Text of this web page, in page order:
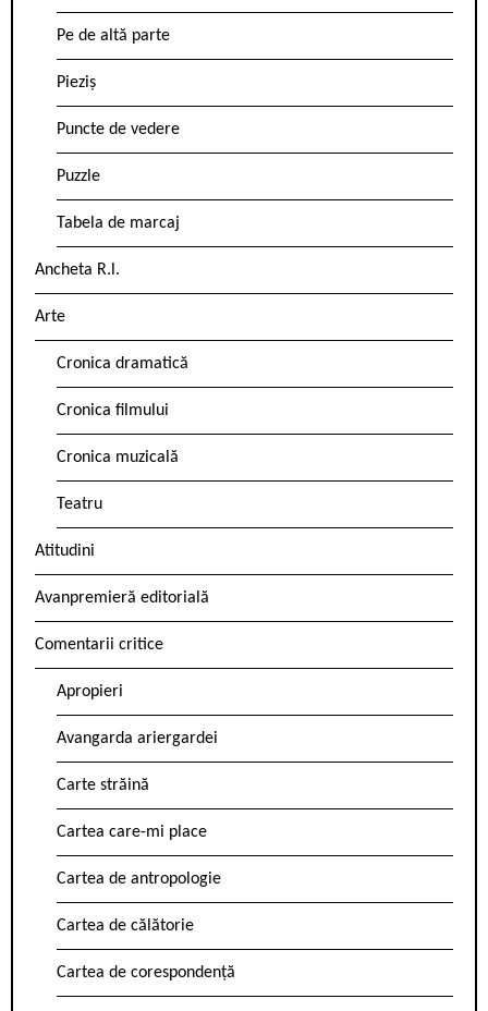
Pe de altă parte
Pieziș
Puncte de vedere
Puzzle
Tabela de marcaj
Ancheta R.l.
Arte
Cronica dramatică
Cronica filmului
Cronica muzicală
Teatru
Atitudini
Avanpremieră editorială
Comentarii critice
Apropieri
Avangarda ariergardei
Carte străină
Cartea care-mi place
Cartea de antropologie
Cartea de călătorie
Cartea de corespondență